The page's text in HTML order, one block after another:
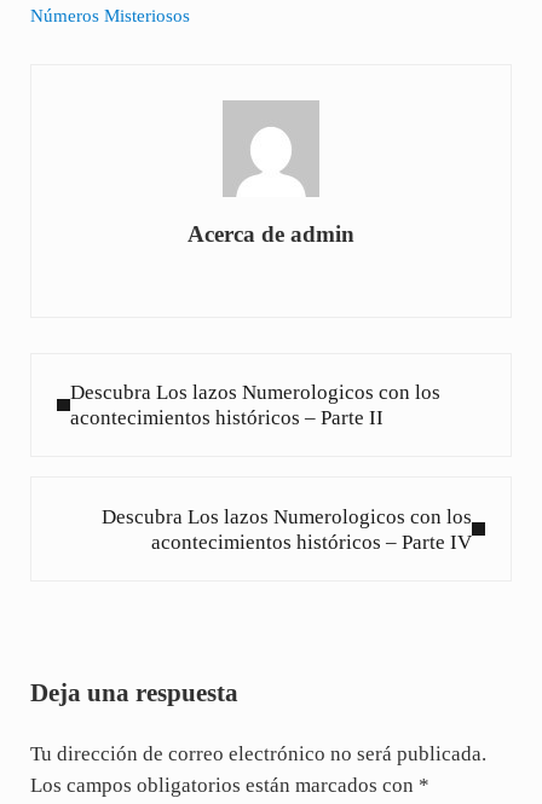
Números Misteriosos
Acerca de admin
Descubra Los lazos Numerologicos con los
acontecimientos históricos – Parte II
Descubra Los lazos Numerologicos con los
acontecimientos históricos – Parte IV
Deja una respuesta
Tu dirección de correo electrónico no será publicada.
Los campos obligatorios están marcados con *